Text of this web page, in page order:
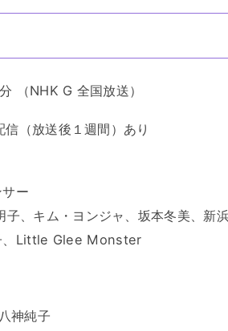
（NHK G 全国放送）
（放送後１週間）あり
ー
、キム・ヨンジャ、坂本冬美、新
、Little Glee Monster
神純子